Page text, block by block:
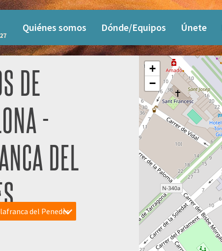
Quiénes somos Dónde/Equipos Únete
DE
-
DEL
del Penedès
+
−